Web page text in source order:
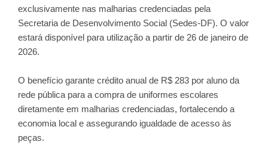
exclusivamente nas malharias credenciadas pela
Secretaria de Desenvolvimento Social (Sedes-DF). O valor
estará disponível para utilização a partir de 26 de janeiro de
2026.
O benefício garante crédito anual de R$ 283 por aluno da
rede pública para a compra de uniformes escolares
diretamente em malharias credenciadas, fortalecendo a
economia local e assegurando igualdade de acesso às
peças.